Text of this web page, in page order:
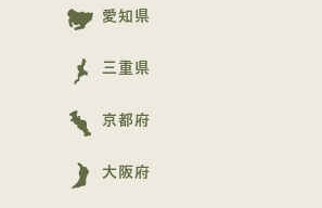
愛知県
三重県
京都府
大阪府